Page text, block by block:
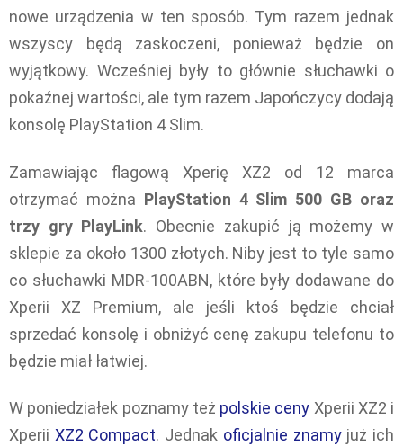
nowe urządzenia w ten sposób. Tym razem jednak
wszyscy będą zaskoczeni, ponieważ będzie on
wyjątkowy. Wcześniej były to głównie słuchawki o
pokaźnej wartości, ale tym razem Japończycy dodają
konsolę PlayStation 4 Slim.
Zamawiając flagową Xperię XZ2 od 12 marca
otrzymać można PlayStation 4 Slim 500 GB oraz
trzy gry PlayLink. Obecnie zakupić ją możemy w
sklepie za około 1300 złotych. Niby jest to tyle samo
co słuchawki MDR-100ABN, które były dodawane do
Xperii XZ Premium, ale jeśli ktoś będzie chciał
sprzedać konsolę i obniżyć cenę zakupu telefonu to
będzie miał łatwiej.
W poniedziałek poznamy też polskie ceny Xperii XZ2 i
Xperii XZ2 Compact. Jednak oficjalnie znamyjuż ich